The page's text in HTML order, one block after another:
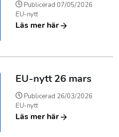
Publicerad 07/05/2026
EU-nytt
Läs mer här
EU-nytt 26 mars
Publicerad 26/03/2026
EU-nytt
Läs mer här